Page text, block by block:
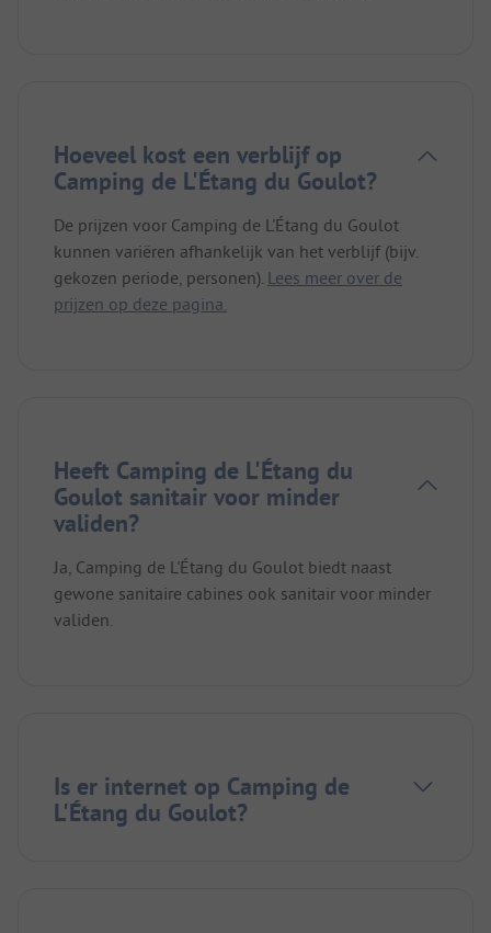
Hoeveel kost een verblijf op
Camping de L'Étang du Goulot?
De prijzen voor Camping de L'Étang du Goulot
kunnen variëren afhankelijk van het verblijf (bijv.
gekozen periode, personen). Lees meer over de
prijzen op deze pagina.
Heeft Camping de L'Étang du
Goulot sanitair voor minder
validen?
Ja, Camping de L'Étang du Goulot biedt naast
gewone sanitaire cabines ook sanitair voor minder
validen.
Is er internet op Camping de
L'Étang du Goulot?